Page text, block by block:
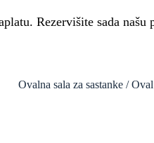
Rezervišite sada